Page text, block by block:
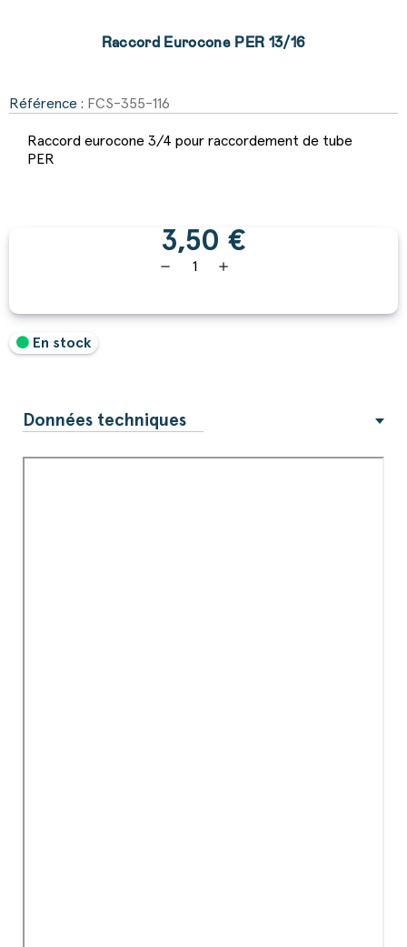
Raccord Eurocone PER 13/16
Référence : FCS-355-116
Raccord eurocone 3/4 pour raccordement de tube
PER
3,50 €
remove add
En stock
Données techniques